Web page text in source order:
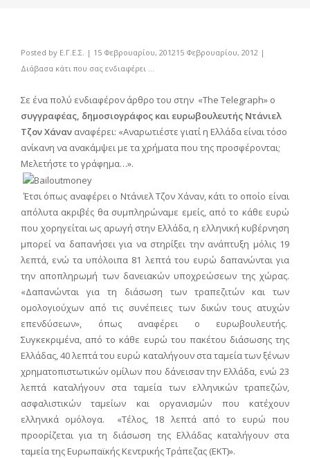
Posted by Ε.Γ.Ε.Σ. | 15 Φεβρουαρίου, 201215 Φεβρουαρίου, 2012 |
Διάβασα κάτι που σας ενδιαφέρει ...
Σε ένα πολύ ενδιαφέρον άρθρο του στην «The Telegraph» ο
συγγραφέας, δημοσιογράφος και ευρωβουλευτής Ντάνιελ
Τζον Χάναν αναφέρει: «Αναρωτιέστε γιατί η Ελλάδα είναι τόσο
ανίκανη να ανακάμψει με τα χρήματα που της προσφέρονται;
Μελετήστε το γράφημα…».
Έτσι όπως αναφέρει ο Ντάνιελ Τζον Χάναν, κάτι το οποίο είναι
απόλυτα ακριβές θα συμπληρώναμε εμείς, από το κάθε ευρώ
που χορηγείται ως αρωγή στην Ελλάδα, η ελληνική κυβέρνηση
μπορεί να δαπανήσει για να στηρίξει την ανάπτυξη μόλις 19
λεπτά, ενώ τα υπόλοιπα 81 λεπτά του ευρώ δαπανώνται για
την αποπληρωμή των δανειακών υποχρεώσεων της χώρας.
«Δαπανώνται για τη διάσωση των τραπεζιτών και των
ομολογιούχων από τις συνέπειες των δικών τους ατυχών
επενδύσεων», όπως αναφέρει ο ευρωβουλευτής.
Συγκεκριμένα, από το κάθε ευρώ του πακέτου διάσωσης της
Ελλάδας, 40 λεπτά του ευρώ καταλήγουν στα ταμεία των ξένων
χρηματοπιστωτικών ομίλων που δάνεισαν την Ελλάδα, ενώ 23
λεπτά καταλήγουν στα ταμεία των ελληνικών τραπεζών,
ασφαλιστικών ταμείων και οργανισμών που κατέχουν
ελληνικά ομόλογα. «Τέλος, 18 λεπτά από το ευρώ που
προορίζεται για τη διάσωση της Ελλάδας καταλήγουν στα
ταμεία της Ευρωπαϊκής Κεντρικής Τράπεζας (ΕΚΤ)».